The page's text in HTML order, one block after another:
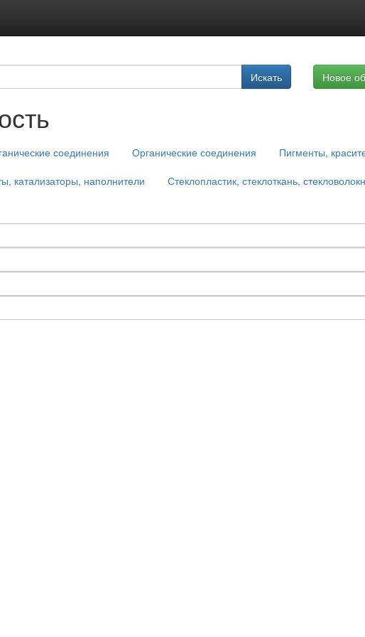
Искать Новое
соединения Органические соединения
Пигменты,
катализаторы, наполнители
Стеклопластик, стеклоткань,